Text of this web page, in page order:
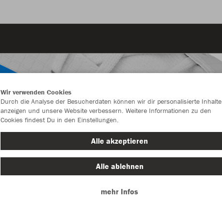
Wir verwenden Cookies
Durch die Analyse der Besucherdaten können wir dir personalisierte Inhalte
anzeigen und unsere Website verbessern. Weitere Informationen zu den
Cookies findest Du in den Einstellungen.
Alle akzeptieren
Alle ablehnen
mehr Infos